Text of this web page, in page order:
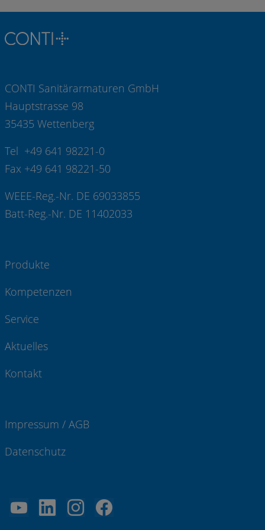
CONTI Sanitärarmaturen GmbH
Hauptstrasse 98
35435 Wettenberg
Tel +49 641 98221-0
Fax +49 641 98221-50
WEEE-Reg.-Nr. DE 69033855
Batt-Reg.-Nr. DE 11402033
Produkte
Kompetenzen
Service
Aktuelles
Kontakt
Impressum / AGB
Datenschutz